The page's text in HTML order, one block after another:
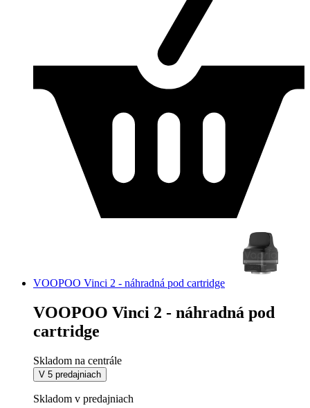
VOOPOO Vinci 2 - náhradná pod cartridge
VOOPOO Vinci 2 - náhradná pod
cartridge
Skladom na centrále
V 5 predajniach
Skladom v predajniach